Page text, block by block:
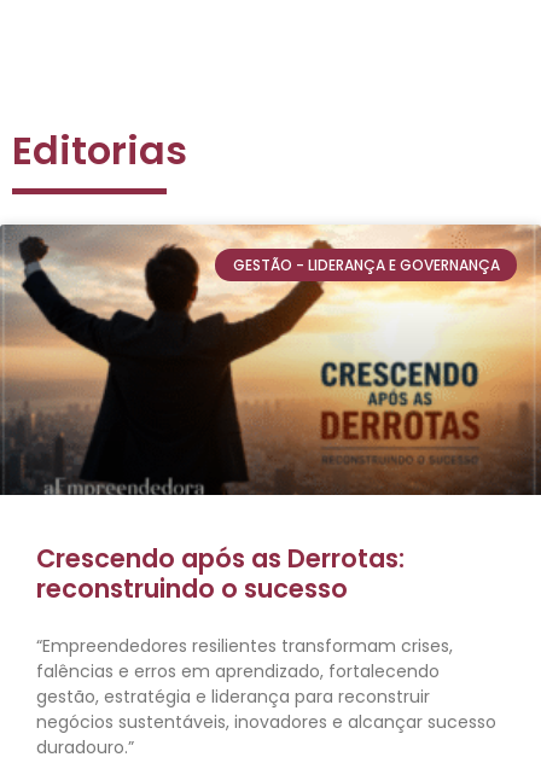
Editorias
GESTÃO - LIDERANÇA E GOVERNANÇA
Crescendo após as Derrotas:
reconstruindo o sucesso
“Empreendedores resilientes transformam crises,
falências e erros em aprendizado, fortalecendo
gestão, estratégia e liderança para reconstruir
negócios sustentáveis, inovadores e alcançar sucesso
duradouro.”